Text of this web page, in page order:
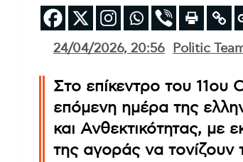
24/04/2026, 20:56 Politic
Στο επίκεντρο του
επόμενη ημέρα της
και Ανθεκτικότητας, με
της αγοράς να τονίζουν